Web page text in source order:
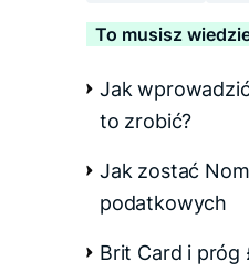
To musisz
Jak
to zrobić?
Jak zostać
podatkowych
Brit Card i próg